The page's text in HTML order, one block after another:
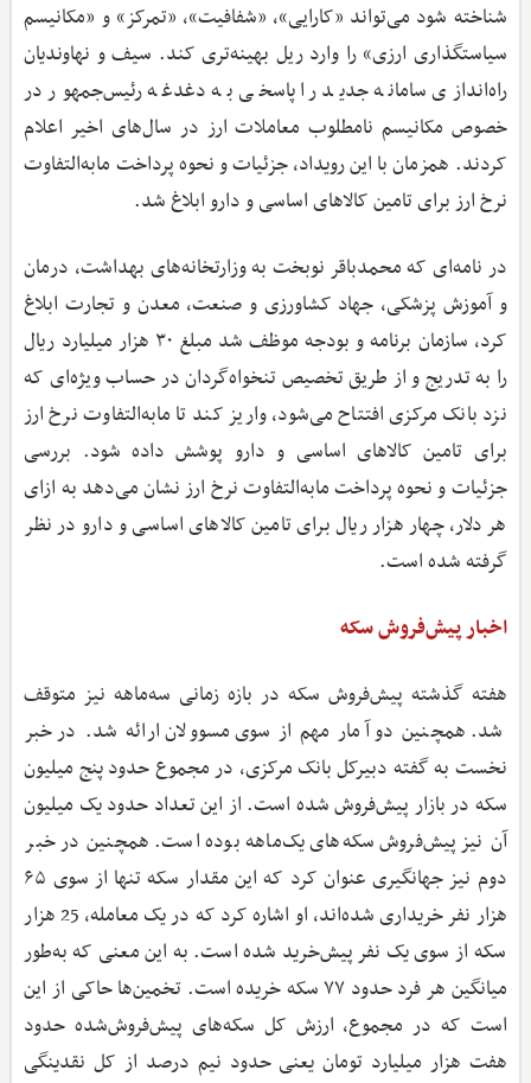
شناخته شود می‌تواند «کارایی»، «شفافیت»، «تمرکز» و «مکانیسم
سیاستگذاری ارزی» را وارد ریل بهینه‌تری کند. سیف و نهاوندیان
راه‌اندازی سامانه جدید را پاسخی به دغدغه رئیس‌جمهور در
خصوص مکانیسم نامطلوب معاملات ارز در سال‌های اخیر اعلام
کردند. همزمان با این رویداد، جزئیات و نحوه پرداخت مابه‌التفاوت
نرخ ارز برای تامین کالاهای اساسی و دارو ابلاغ شد.
در نامه‌ای که محمدباقر نوبخت به وزارتخانه‌های بهداشت، درمان
و آموزش پزشکی، جهاد کشاورزی و صنعت، معدن و تجارت ابلاغ
کرد، سازمان برنامه و بودجه موظف شد مبلغ ۳۰ هزار میلیارد ریال
را به تدریج و از طریق تخصیص تنخواه‌گردان در حساب ویژه‌ای که
نزد بانک مرکزی افتتاح می‌شود، واریز کند تا مابه‌التفاوت نرخ ارز
برای تامین کالاهای اساسی و دارو پوشش داده شود. بررسی
جزئیات و نحوه پرداخت مابه‌التفاوت نرخ ارز نشان می‌دهد به ازای
هر دلار، چهار هزار ریال برای تامین کالاهای اساسی و دارو در نظر
گرفته شده است.
اخبار پیش‌فروش سکه
هفته گذشته پیش‌فروش سکه در بازه زمانی سه‌ماهه نیز متوقف
شد. همچنین دو آمار مهم از سوی مسوولان ارائه شد. در خبر
نخست به گفته دبیرکل بانک مرکزی، در مجموع حدود پنج میلیون
سکه در بازار پیش‌فروش شده است. از این تعداد حدود یک میلیون
آن نیز پیش‌فروش سکه‌های یک‌ماهه بوده است. همچنین در خبر
دوم نیز جهانگیری عنوان کرد که این مقدار سکه تنها از سوی ۶۵
هزار نفر خریداری شده‌اند، او اشاره کرد که در یک معامله، 25 هزار
سکه از سوی یک نفر پیش‌خرید شده است. به این معنی که به‌طور
میانگین هر فرد حدود ۷۷ سکه خریده است. تخمین‌ها حاکی از این
است که در مجموع، ارزش کل سکه‌های پیش‌فروش‌شده حدود
هفت هزار میلیارد تومان یعنی حدود نیم درصد از کل نقدینگی